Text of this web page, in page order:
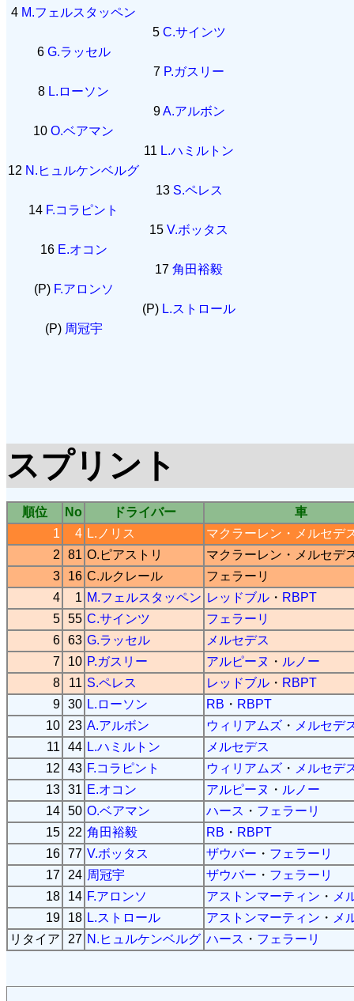
4 M.フェルスタッペン
5 C.サインツ
6 G.ラッセル
7 P.ガスリー
8 L.ローソン
9A.アルボン
10 O.ベアマン
11 L.ハミルトン
12 N.ヒュルケンベルグ
13 S.ペレス
14 F.コラピント
15 V.ボッタス
16 E.オコン
17 角田裕毅
(P) F.アロンソ
(P) L.ストロール
(P) 周冠宇
スプリント
順位 No ドライバー
車
1
4 L.ノリス マクラーレン ・ メルセデ
2
81 O.ピアストリ マクラーレン ・ メルセデ
3
16 C.ルクレール
フェラーリ
4
1 M.フェルスタッペン レッドブル ・ RBPT
5 55 C.サインツ
フェラーリ
6 63 G.ラッセル
メルセデス
7
10 P.ガスリー アルピーヌ ・ ルノー
8
11 S.ペレス レッドブル ・ RBPT
9 30 L.ローソン RB ・ RBPT
10
23 A.アルボン ウィリアムズ ・ メルセデ
11
44 L.ハミルトン
メルセデス
12
43 F.コラピント ウィリアムズ ・ メルセデ
13 31 E.オコン アルピーヌ ・ ルノー
14 50 O.ベアマン ハース ・ フェラーリ
15
22 角田裕毅 RB ・ RBPT
16 77 V.ボッタス ザウバー ・ フェラーリ
17
24 周冠宇 ザウバー ・ フェラーリ
18
14 F.アロンソ アストンマーティン ・ メ
19
18 L.ストロール アストンマーティン ・ メ
リタイア
27 N.ヒュルケンベルグ ハース ・ フェラーリ